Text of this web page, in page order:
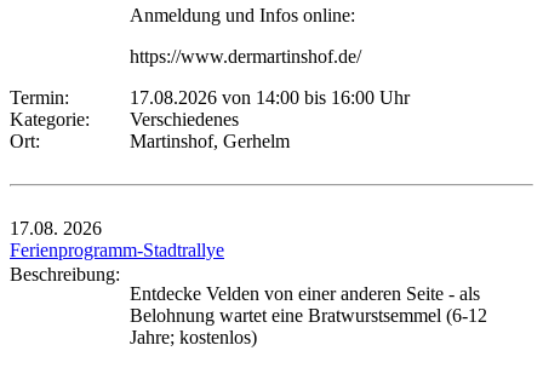
Anmeldung und Infos online:
https://www.dermartinshof.de/
Termin:
17.08.2026 von 14:00 bis 16:00 Uhr
Kategorie:
Verschiedenes
Ort:
Martinshof, Gerhelm
17.08. 2026
Ferienprogramm-Stadtrallye
Beschreibung:
Entdecke Velden von einer anderen Seite - als
Belohnung wartet eine Bratwurstsemmel (6-12
Jahre; kostenlos)